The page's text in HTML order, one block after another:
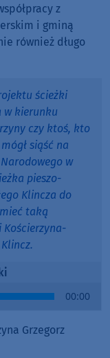
z
i gminą
również długo
ścieżki
w kierunku
czy ktoś, kto
siąść na
w
pieszo-
Klincza do
taką
Kościerzyna-
00:00
Grzegorz